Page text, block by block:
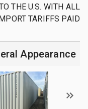
THE U.S. WITH ALL
TARIFFS PAID
Appearance